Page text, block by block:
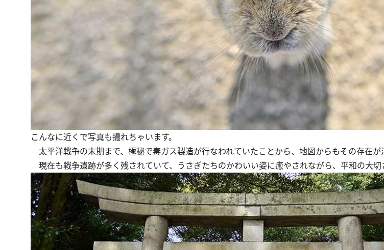
こんなに近くで写真も撮れちゃいます。
太平洋戦争の末期まで、極秘で毒ガス製造が行なわれていたことから、地図からもその存在が
現在も戦争遺跡が多く残されていて、うさぎたちのかわいい姿に癒やされながら、平和の大切